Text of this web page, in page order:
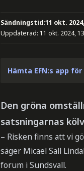
Sändningstid:11 okt.
Uppdaterad: 11 okt. 2024,
Hämta EFN:s app
Den gröna
satsningarnas
– Risken finns att vi
säger Micael Säll
forum i Sundsvall.